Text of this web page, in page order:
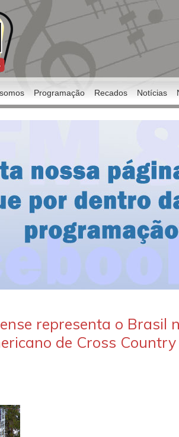
Programação Recados Notícias
representa o Brasil
de Cross Country